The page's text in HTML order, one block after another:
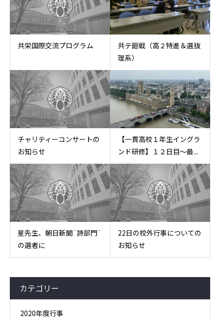
共栄国際交流プログラム
共テ廻戦（高２特進＆選抜
理系）
チャリティーコンサートの
お知らせ
【一貫高校１年生イングラ
ンド研修】１２日目〜最...
星先生、朝日新聞¨詩部門¨
の選者に
22日の校外行事についての
お知らせ
カテゴリー
2020年度行事